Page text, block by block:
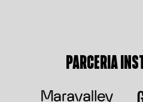
PARCERIA